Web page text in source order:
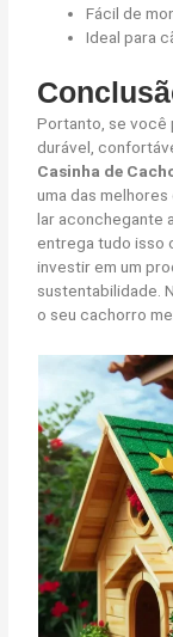
Fácil de
Ideal para
Portanto, se você
durável,
Casinha de
uma das
lar aconchegante
entrega tudo isso
investir em um
sustentabilidade.
o seu cachorro